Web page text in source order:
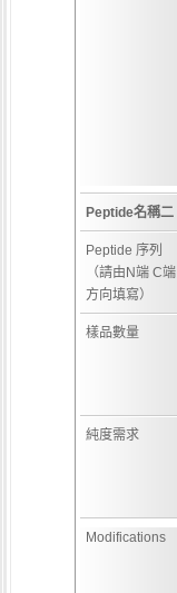
Peptide名稱二
Peptide 序列
（請由N端 C端
方向填寫）
樣品數量
純度需求
Modifications